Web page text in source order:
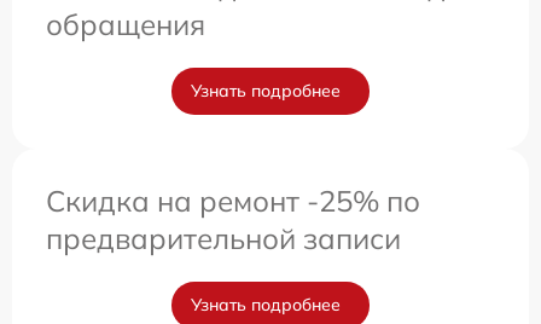
обращения
Узнать подробнее
Скидка на ремонт -25% по
предварительной записи
Узнать подробнее